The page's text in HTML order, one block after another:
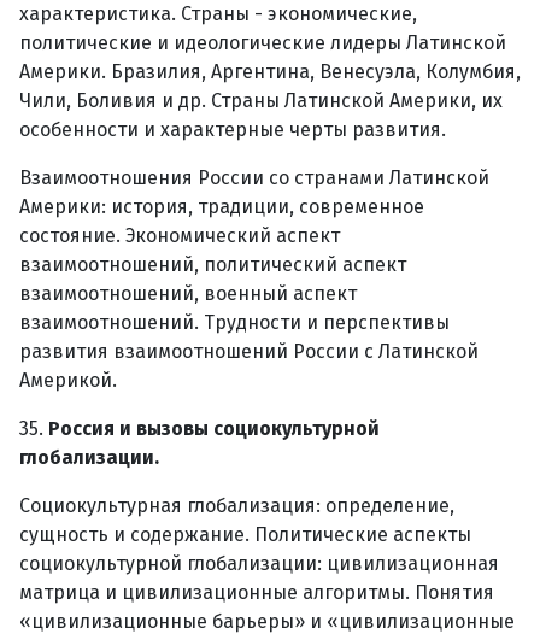
характеристика. Страны - экономические,
политические и идеологические лидеры Латинской
Америки. Бразилия, Аргентина, Венесуэла, Колумбия,
Чили, Боливия и др. Страны Латинской Америки, их
особенности и характерные черты развития.
Взаимоотношения России со странами Латинской
Америки: история, традиции, современное
состояние. Экономический аспект
взаимоотношений, политический аспект
взаимоотношений, военный аспект
взаимоотношений. Трудности и перспективы
развития взаимоотношений России с Латинской
Америкой.
35. Россия и вызовы социокультурной
глобализации.
Социокультурная глобализация: определение,
сущность и содержание. Политические аспекты
социокультурной глобализации: цивилизационная
матрица и цивилизационные алгоритмы. Понятия
«цивилизационные барьеры» и «цивилизационные